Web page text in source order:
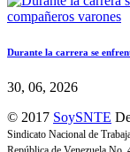
Durante la carrera se
30, 06, 2026
© 2017 SoySNTE
Sindicato Nacional de